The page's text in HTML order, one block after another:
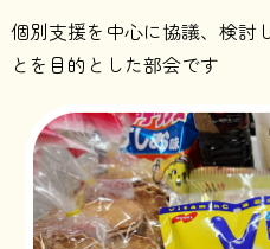
個別支援を中心に協議、検討
とを目的とした部会です